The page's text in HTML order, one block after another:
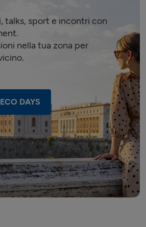
2
2
sabato mattina
talks, sport e incontri con
nella tua zona per
DAYS